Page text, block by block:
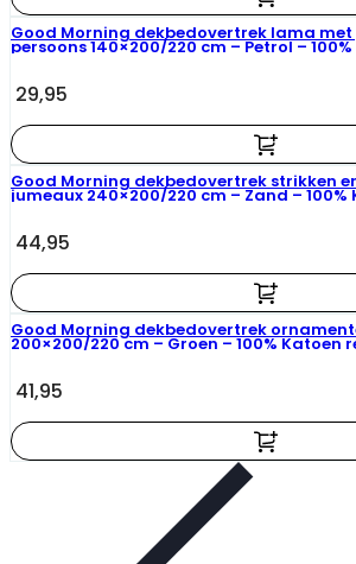
Good Morning dekbedovertrek lama met
persoons 140×200/220 cm – Petrol –
29,95
Good Morning dekbedovertrek strikken
jumeaux 240×200/220 cm – Zand –
44,95
Good Morning dekbedovertrek
200×200/220 cm – Groen – 100% Katoen
41,95